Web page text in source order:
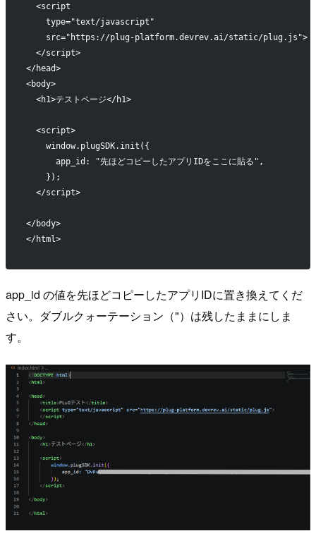
  <script
    type="text/javascript"
    src="https://plug-platform.devrev.ai/static/plug.js">
  </script>
</head>
<body>
  <h1>テストページ</h1>
  <script>
    window.plugSDK.init({
      app_id: "先ほどコピーしたアプリIDをここに貼る",
    });
  </script>
</body>
</html>
app_id の値を先ほどコピーしたアプリIDに置き換えてくだ
さい。ダブルクォーテーション（"）は残したままにしま
す。